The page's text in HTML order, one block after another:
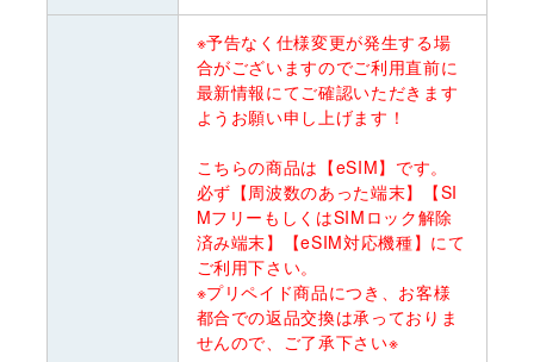
※予告なく仕様変更が発生する場
合がございますのでご利用直前に
最新情報にてご確認いただきます
ようお願い申し上げます！
こちらの商品は【eSIM】です。
必ず【周波数のあった端末】【SI
MフリーもしくはSIMロック解除
済み端末】【eSIM対応機種】にて
ご利用下さい。
※プリペイド商品につき、お客様
都合での返品交換は承っておりま
せんので、ご了承下さい※